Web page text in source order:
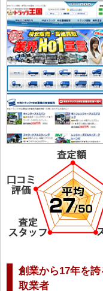
創業から17年を
取業者